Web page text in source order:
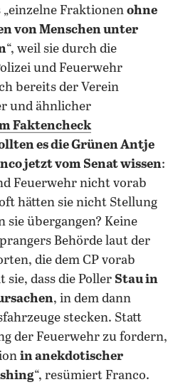
Fraktionen ohne
von Menschen unter
“, weil sie durch die
und Feuerwehr
bereits der Verein
und ähnlicher
Faktencheck
es die Grünen Antje
jetzt vom Senat wissen:
Feuerwehr nicht vorab
hätten sie nicht Stellung
sie übergangen? Keine
Behörde laut der
die dem CP vorab
dass die Poller Stau in
, in dem dann
stecken. Statt
der Feuerwehr zu fordern,
in anekdotischer
“, resümiert Franco.